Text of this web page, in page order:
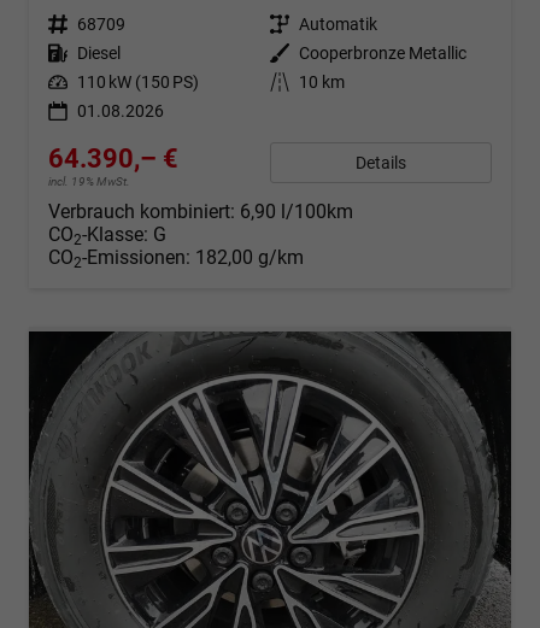
Fahrzeugnr. 68709 Getriebe Automatik
Kraftstoff Diesel Außenfarbe
Cooperbronze Metallic
Leistung 110 kW (150 PS) Kilometerstand
10 km
01.08.2026
64.390,– €
incl. 19% MwSt.
Details
Verbrauch kombiniert: 6,90 l/100km
CO2-Klasse: G
CO2-Emissionen: 182,00 g/km